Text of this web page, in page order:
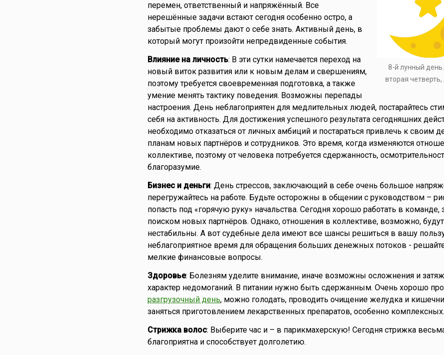
8-й лунный
вторая четверть,
перемен, ответственный и напряжённый. Все
нерешённые задачи встают сегодня особенно остро, а
забытые проблемы дают о себе знать. Активный день, в
который могут произойти непредвиденные события.
Влияние на личность: В эти сутки намечается переход на
новый виток развития или к новым делам и свершениям,
поэтому требуется своевременная подготовка, а также
умение менять тактику поведения. Возможны перепады
настроения. День неблагоприятен для медлительных людей, постарайтесь
себя на активность. Для достижения успешного результата сегодняшних
необходимо отказаться от личных амбиций и постараться привлечь к своим
планам новых партнёров и сотрудников. Это время, когда изменяются
коллективе, поэтому от человека потребуется сдержанность,
благоразумие.
Бизнес и деньги: День стрессов, заключающий в себе очень большое
перегружайтесь на работе. Будьте осторожны в общении с руководством –
попасть под «горячую руку» начальства. Сегодня хорошо работать в команде,
поиском новых партнёров. Однако, отношения в коллективе, возможно, будут
нестабильны. А вот судебные дела имеют все шансы решиться в вашу
неблагоприятное время для обращения больших денежных потоков -
мелкие финансовые вопросы.
Здоровье: Болезням уделите внимание, иначе возможны осложнения и
характер недомоганий. В питании нужно быть сдержанным. Очень хорошо
разгрузочный день, можно голодать, проводить очищение желудка и
заняться приготовлением лекарственных препаратов, особенно комплексных.
Стрижка волос: Выберите час и – в парикмахерскую! Сегодня стрижка
благоприятна и способствует долголетию.